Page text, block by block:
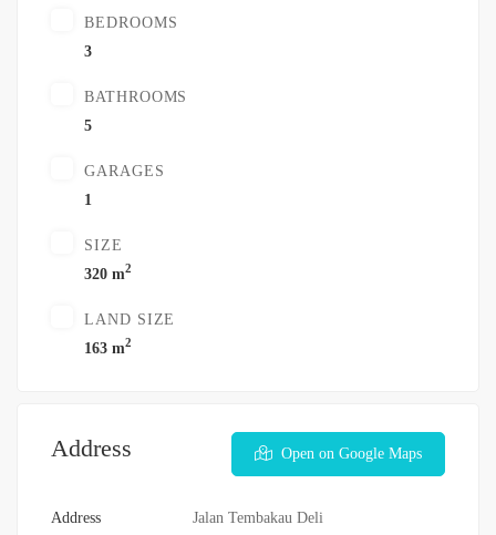
BEDROOMS
3
BATHROOMS
5
GARAGES
1
SIZE
320 m2
LAND SIZE
163 m2
Address Open on Google Maps
Address Jalan Tembakau Deli